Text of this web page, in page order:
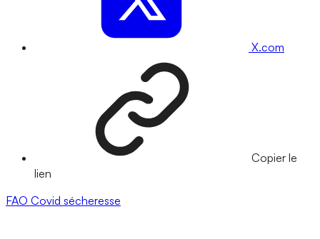
X.com
Copier le
lien
FAO Covid sécheresse